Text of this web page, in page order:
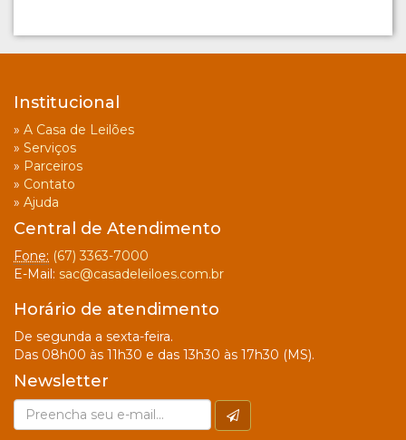
Institucional
» A Casa de Leilões
» Serviços
» Parceiros
» Contato
» Ajuda
Central de Atendimento
Fone: (67) 3363-7000
E-Mail: sac@casadeleiloes.com.br
Horário de atendimento
De segunda a sexta-feira.
Das 08h00 às 11h30 e das 13h30 às 17h30 (MS).
Newsletter